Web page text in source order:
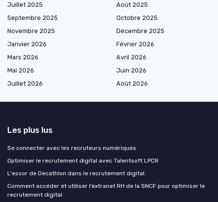
Juillet 2025
Août 2025
Septembre 2025
Octobre 2025
Novembre 2025
Décembre 2025
Janvier 2026
Février 2026
Mars 2026
Avril 2026
Mai 2026
Juin 2026
Juillet 2026
Août 2026
Les plus lus
Se connecter avec les recruteurs numériques
Optimiser le recrutement digital avec Talentsoft LPCR
L'essor de Decathlon dans le recrutement digital
Comment accéder et utiliser l’extranet RH de la SNCF pour optimiser le
recrutement digital